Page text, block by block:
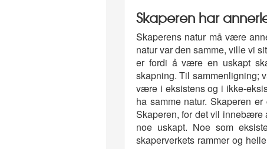
Skaperen har
Skaperens natur må være
natur var den samme, ville vi
er fordi å være en uskapt
skapning. Til sammenligning;
være i eksistens og i ikke-
ha samme natur. Skaperen
Skaperen, for det vil innebære
noe uskapt. Noe som
skaperverkets rammer og